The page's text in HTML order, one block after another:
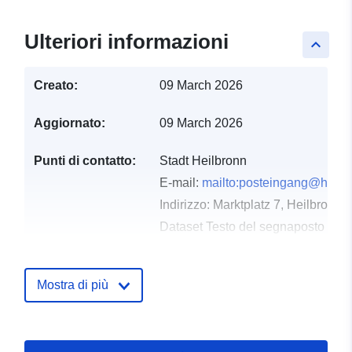
keyboard_arrow_up
Ulteriori informazioni
Creato: 09 March 2026
Aggiornato: 09 March 2026
Punti di contatto:
Stadt Heilbronn
E-mail:
Indirizzo: Marktplatz 7, Heilbronn,
Dataset Testo del segnaposto
Registro del
catalogo:
Mostra di più